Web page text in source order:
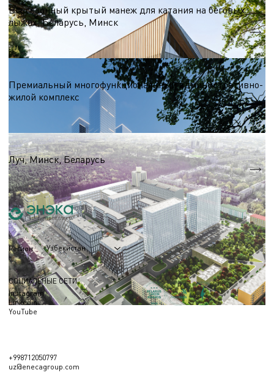
Всесезонный крытый манеж для катания на беговых
лыжах, Беларусь, Минск
S = 27 000 м.кв.
Премиальный многофункциональный административно-
жилой комплекс
Бизнес центры
Луч, Минск, Беларусь
S = 4 8307 га.
Регион Узбекистан
СОЦИАЛЬНЫЕ СЕТИ
Instagram
Linkedin
YouTube
+998712050797
uz@enecagroup.com